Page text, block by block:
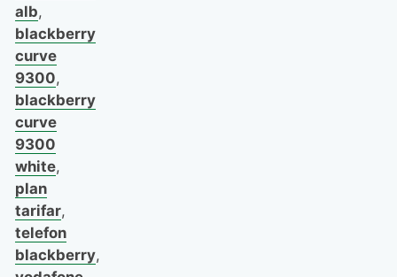
alb,
blackberry
curve
9300,
blackberry
curve
9300
white,
plan
tarifar,
telefon
blackberry,